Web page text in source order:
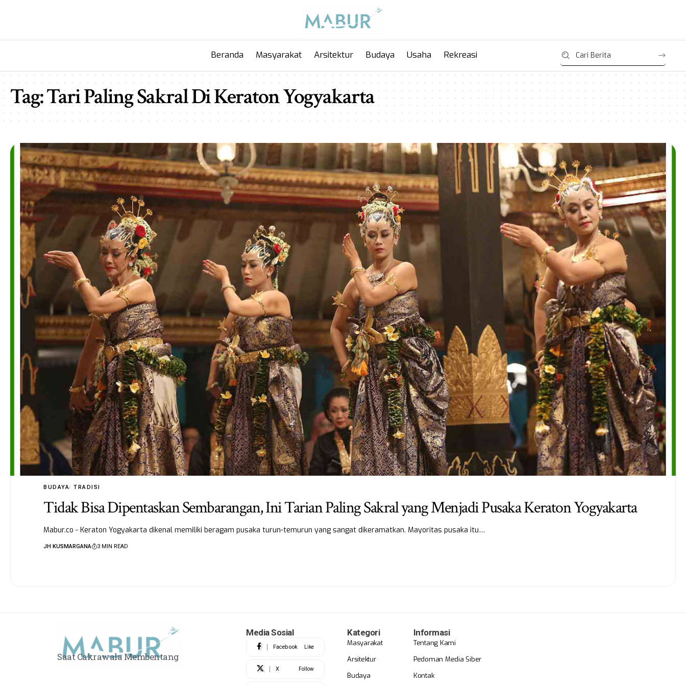
Beranda Masyarakat Arsitektur Budaya Usaha Rekreasi
Tag:Tari Paling Sakral Di Keraton Yogyakarta
BUDAYA TRADISI
Tidak Bisa Dipentaskan Sembarangan, Ini Tarian Paling Sakral yang Menjadi Pusaka Keraton Yogyakarta
Mabur.co - Keraton Yogyakarta dikenal memiliki beragam pusaka turun-temurun yang sangat dikeramatkan. Mayoritas pusaka itu…
JH KUSMARGANA 3 MIN READ
Saat Cakrawala Membentang
Media Sosial
Facebook Like
X Follow
Kategori
Masyarakat
Arsitektur
Budaya
Informasi
Tentang Kami
Pedoman Media Siber
Kontak